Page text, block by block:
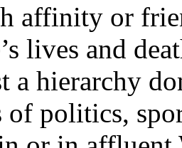
affinity or
lives and
a hierarchy
politics,